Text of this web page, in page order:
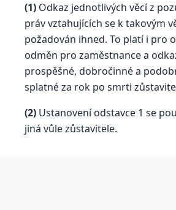
(1) Odkaz jednotlivých věcí z
práv vztahujících se k takovým
požadován ihned. To platí i pro
odměn pro zaměstnance a
prospěšné, dobročinné a
splatné za rok po smrti
(2) Ustanovení odstavce 1 se
jiná vůle zůstavitele.